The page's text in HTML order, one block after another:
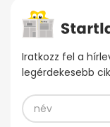
Iratkozz fel a
legérdekesebb